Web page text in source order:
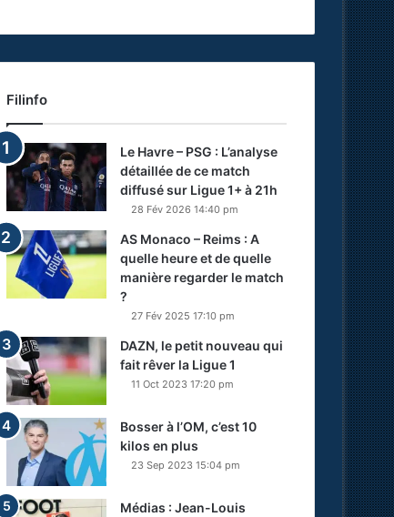
Filinfo
Le Havre – PSG : L’analyse
détaillée de ce match
diffusé sur Ligue 1+ à 21h
28 Fév 2026 14:40 pm
AS Monaco – Reims : A
quelle heure et de quelle
manière regarder le match
?
27 Fév 2025 17:10 pm
DAZN, le petit nouveau qui
fait rêver la Ligue 1
11 Oct 2023 17:20 pm
Bosser à l’OM, c’est 10
kilos en plus
23 Sep 2023 15:04 pm
Médias : Jean-Louis